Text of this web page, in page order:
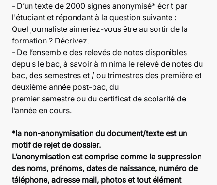
- D’un texte de 2000 signes anonymisé* écrit par
l'étudiant et répondant à la question suivante :
Quel journaliste aimeriez-vous être au sortir de la
formation ? Décrivez.
- De l’ensemble des relevés de notes disponibles
depuis le bac, à savoir à minima le relevé de notes du
bac, des semestres et / ou trimestres des première et
deuxième année post-bac, du
premier semestre ou du certificat de scolarité de
l’année en cours.
*la non-anonymisation du document/texte est un
motif de rejet de dossier.
L’anonymisation est comprise comme la suppression
des noms, prénoms, dates de naissance, numéro de
téléphone, adresse mail, photos et tout élément